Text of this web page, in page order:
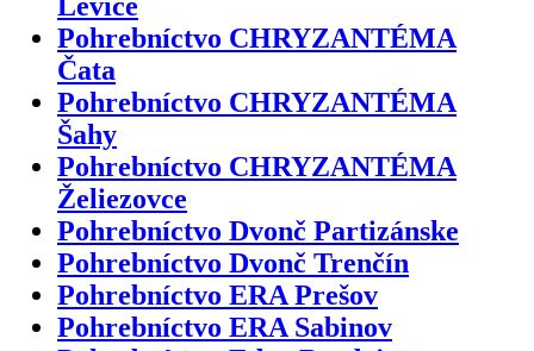
Pohrebníctvo CHRYZANTÉMA
Čata
Pohrebníctvo CHRYZANTÉMA
Šahy
Pohrebníctvo CHRYZANTÉMA
Želiezovce
Pohrebníctvo Dvonč Partizánske
Pohrebníctvo Dvonč Trenčín
Pohrebníctvo ERA Prešov
Pohrebníctvo ERA Sabinov